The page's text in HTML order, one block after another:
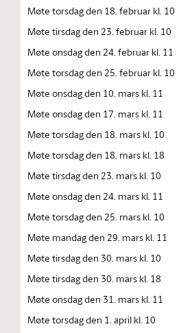
Møte torsdag den 18. februar kl. 10
Møte tirsdag den 23. februar kl. 10
Møte onsdag den 24. februar kl. 11
Møte torsdag den 25. februar kl. 10
Møte onsdag den 10. mars kl. 11
Møte onsdag den 17. mars kl. 11
Møte torsdag den 18. mars kl. 10
Møte torsdag den 18. mars kl. 18
Møte tirsdag den 23. mars kl. 10
Møte onsdag den 24. mars kl. 11
Møte torsdag den 25. mars kl. 10
Møte mandag den 29. mars kl. 11
Møte tirsdag den 30. mars kl. 10
Møte tirsdag den 30. mars kl. 18
Møte onsdag den 31. mars kl. 11
Møte torsdag den 1. april kl. 10